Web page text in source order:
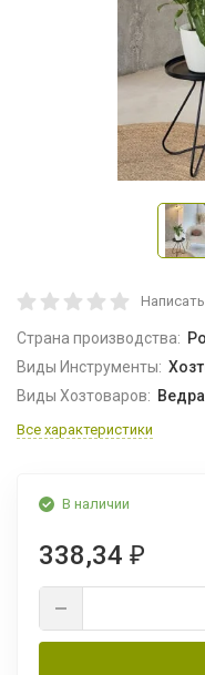
Страна производства:
Виды Инструменты:
Виды Хозтоваров:
Все характеристики
В наличии
338,34 ₽